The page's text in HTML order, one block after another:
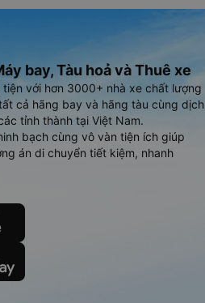
bay, Tàu hoả và Thuê xe
với hơn 3000+ nhà xe chất lượng
cả hãng bay và hãng tàu cùng dịch
tỉnh thành tại Việt Nam.
bạch cùng vô vàn tiện ích giúp
án di chuyển tiết kiệm, nhanh